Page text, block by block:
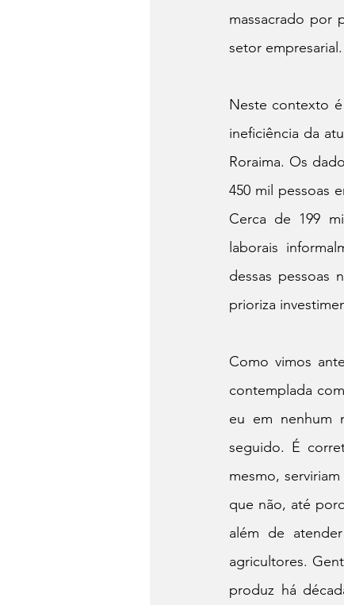
massacrado por
setor empresarial.
Neste contexto
ineficiência da
Roraima. Os
450 mil pessoas
Cerca de 199
laborais
dessas pessoas
prioriza
Como vimos
contemplada
eu em nenhum
seguido. É
mesmo,
que não, até
além de
agricultores.
produz há